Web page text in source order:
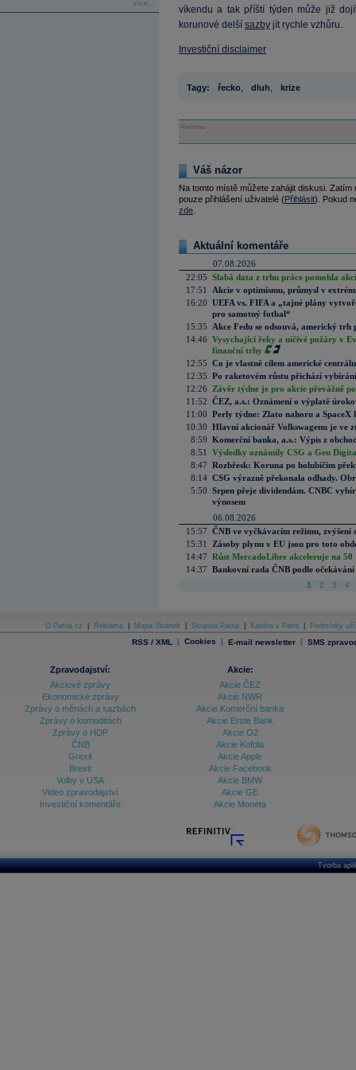
více...
víkendu a tak příští týden může již
korunové delší sazby jít rychle vzhůru.
Investiční disclaimer
Tagy: řecko dluh krize
Reklama
Váš názor
Na tomto místě můžete zahájit diskusi.
pouze přihlášení uživatelé (Přihlásit). Pokud
zde
Aktuální komentáře
07.08.2026
22:05 Slabá data z trhu práce pomohla
17:51
Akcie v optimismu, průmysl v
16:20 UEFA vs. FIFA a „tajné plány
pro samotný fotbal“
15:35
Akce Fedu se odsouvá, americký
14:46 Vysychající řeky a ničivé požáry v
finanční trhy
12:55 Co je vlastně cílem americké
12:35 Po raketovém růstu přichází
12:26
Závěr týdne je pro akcie převážně
11:52 ČEZ, a.s.: Oznámení o výplatě
11:00 Perly týdne: Zlato nahoru a SpaceX
10:30 Hlavní akcionář Volkswagenu je ve
8:59 Komerční banka, a.s.: Výpis z
8:51
Výsledky oznámily CSG a Gen
8:47 Rozbřesk: Koruna po holubičím
8:14 CSG výrazně překonala odhady.
5:50 Srpen přeje dividendám. CNBC
výnosem
06.08.2026
15:57 ČNB ve vyčkávacím režimu, zvýšení
15:31
Zásoby plynu v EU jsou pro toto
14:47 Růst MercadoLibre akceleruje na
14:37 Bankovní rada ČNB podle
1 2 3 4
O Patria.cz Reklama Mapa Stránek Skupina Patria Kariéra v Patrii Podmínky
RSS / XML | Cookies | E-mail newsletter | SMS
Zpravodajství:
Akciové zprávy
Ekonomické zprávy
Zprávy o měnách a sazbách
Zprávy o komoditách
Zprávy o HDP
ČNB
Grexit
Brexit
Volby v USA
Video zpravodajství
Investiční komentáře
Akcie:
Akcie ČEZ
Akcie NWR
Akcie Komerční banka
Akcie Erste Bank
Akcie O2
Akcie Kofola
Akcie Apple
Akcie Facebook
Akcie BMW
Akcie GE
Akcie Moneta
Tvorba